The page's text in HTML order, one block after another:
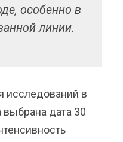
особенно в
линии.
исследований в
дата 30